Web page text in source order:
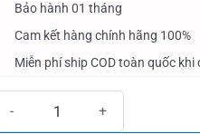
2.920.000₫.
2.600.000₫.
Bảo hành 01 tháng
Cam kết hàng chính hãng 100%
Miễn phí ship COD toàn quốc